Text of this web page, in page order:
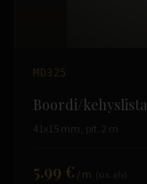
MD325
Boordi/kehyslista
41x15 mm, pit. 2 m
5.99 € /m